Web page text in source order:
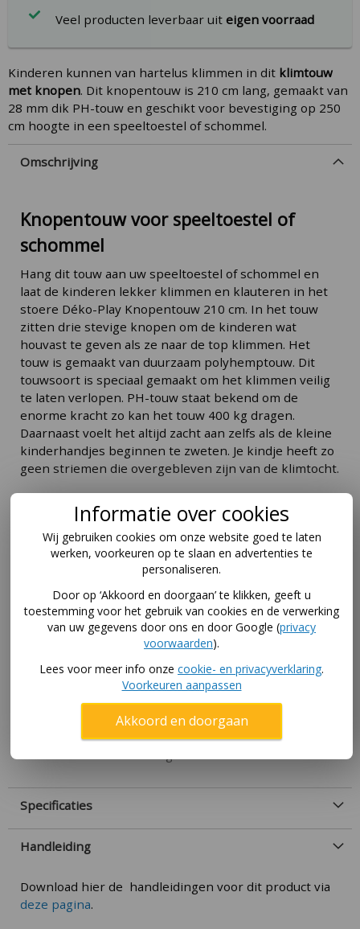
Veel producten leverbaar uiteigen voorraad
Kinderen kunnen van hartelus klimmen in dit klimtouw
met knopen. Dit knopentouw is 210 cm lang, gemaakt van
28 mm dik PH-touw en geschikt voor bevestiging op 250
cm hoogte in een speeltoestel of schommel.
Omschrijving
Knopentouw voor speeltoestel of
schommel
Hang dit touw aan uw speeltoestel of schommel en
laat de kinderen lekker klimmen en klauteren in het
stoere Déko-Play Knopentouw 210 cm. In het touw
zitten drie stevige knopen om de kinderen wat
houvast te geven als ze naar de top klimmen. Het
touw is gemaakt van duurzaam polyhemptouw. Dit
touwsoort is speciaal gemaakt om het klimmen veilig
te laten verlopen. PH-touw staat bekend om de
enorme kracht zo kan het touw 400 kg dragen.
Daarnaast voelt het altijd zacht aan zelfs als de kleine
kinderhandjes beginnen te zweten. Je kindje heeft zo
geen striemen die overgebleven zijn van de klimtocht.
Dik touw voor veel grip
geeft zo extra grip tijdens het klimmen. Dankzij de
extra grip is het eenvoudig om met je vriendjes de top
te bereiken van het klimtouw. Het touw is ook op een
traditionele wijze met de hand gemaakt om zo er
zeker van te zijn dat de kwaliteit hoog ligt.
Voor bevestiging op 250 cm
Dit knopentouw is 210 cm lang, zodat u het kan
bevestigen aan bijvoorbeeld de bovenbalk van een
schommel of speeltoestel die 250 cm hoog is. Het
touw raakt zo niet de grond.
Specificaties
Handleiding
Download hier de handleidingen voor dit product via
deze pagina.
Informatie over cookies
Wij gebruiken cookies om onze website goed te laten
werken, voorkeuren op te slaan en advertenties te
personaliseren.
Door op ‘Akkoord en doorgaan’ te klikken, geeft u
toestemming voor het gebruik van cookies en de verwerking
van uw gegevens door ons en door Google (privacy
voorwaarden).
Lees voor meer info onze cookie- en privacyverklaring.
Voorkeuren aanpassen
Akkoord en doorgaan